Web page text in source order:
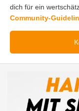
dich für ein
Community-